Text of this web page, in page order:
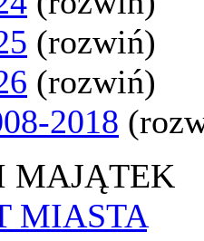
(rozwiń)
(rozwiń)
2018
MAJĄTEK
MIASTA